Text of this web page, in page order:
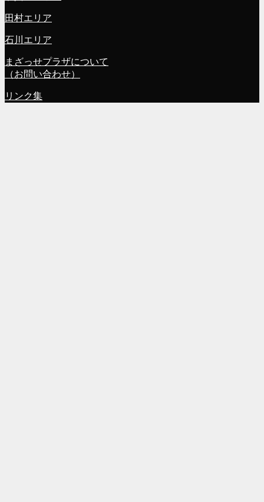
田村エリア
石川エリア
まざっせプラザについて
（お問い合わせ）
リンク集